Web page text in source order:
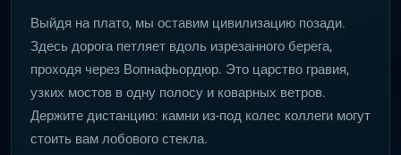
Выйдя на плато, мы оставим цивилизацию позади.
Здесь дорога петляет вдоль изрезанного берега,
проходя через Вопнафьордюр. Это царство гравия,
узких мостов в одну полосу и коварных ветров.
Держите дистанцию: камни из-под колес коллеги могут
стоить вам лобового стекла.